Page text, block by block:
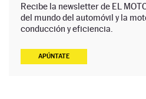
Recibe la newsletter de EL
del mundo del automóvil y la
conducción y eficiencia.
APÚNTATE